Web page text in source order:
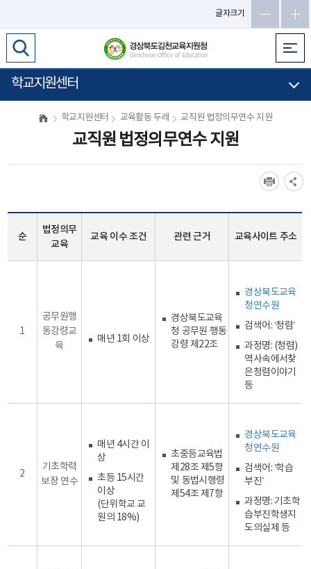
글자크기
학교지원센터
학교지원센터 교육활동 두레 교직원 법정의무연수 지원
교직원 법정의무연수 지원
순
법정의무
교육
교육 이수 조건 관련 근거 교육사이트 주소
1
공무원행
동강령교
육
매년 1회 이상
경상북도교육
청 공무원 행동
강령 제22조
경상북도교육
청연수원
검색어: ‘청렴’
과정명: (청렴)
역사속에서찾
은청렴이야기
등
2
기초학력
보장 연수
매년 4시간 이
상
초등 15시간
이상
(단위학교 교
원의 18%)
초중등교육법
제28조 제5항
및 동법시행령
제54조 제7항
경상북도교육
청연수원
검색어: ‘학습
부진’
과정명: 기초학
습부진학생지
도의실제 등